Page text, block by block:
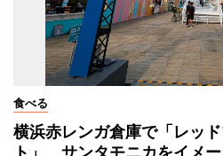
食べる
横浜赤レンガ倉庫で「レッ